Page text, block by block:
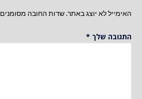
האימייל לא יוצג באתר.שדות החובה מסומנים
התגובה שלך *